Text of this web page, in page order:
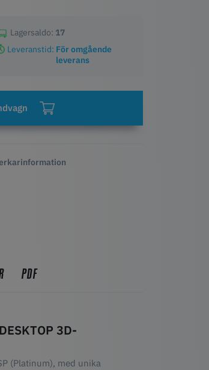
Lagersaldo: 17
Leveranstid: För omgående
leverans
PDF
3D-
(Platinum), med unika